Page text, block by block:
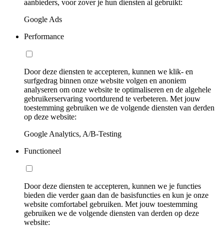
aanbieders, voor zover je hun diensten al gebruikt:
Google Ads
Performance
Door deze diensten te accepteren, kunnen we klik- en
surfgedrag binnen onze website volgen en anoniem
analyseren om onze website te optimaliseren en de algehele
gebruikerservaring voortdurend te verbeteren. Met jouw
toestemming gebruiken we de volgende diensten van derden
op deze website:
Google Analytics, A/B-Testing
Functioneel
Door deze diensten te accepteren, kunnen we je functies
bieden die verder gaan dan de basisfuncties en kun je onze
website comfortabel gebruiken. Met jouw toestemming
gebruiken we de volgende diensten van derden op deze
website: